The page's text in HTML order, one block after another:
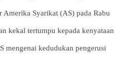
Amerika Syarikat (AS) pada Rabu
kekal tertumpu kepada kenyataan
mengenai kedudukan pengerusi